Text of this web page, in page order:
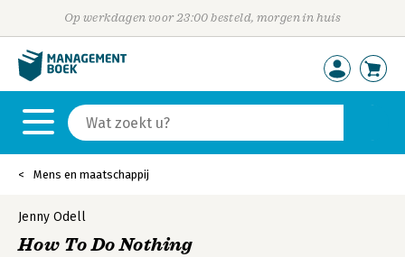
Op werkdagen voor 23:00 besteld, morgen in huis
Mens en maatschappij
Jenny Odell
How To Do Nothing